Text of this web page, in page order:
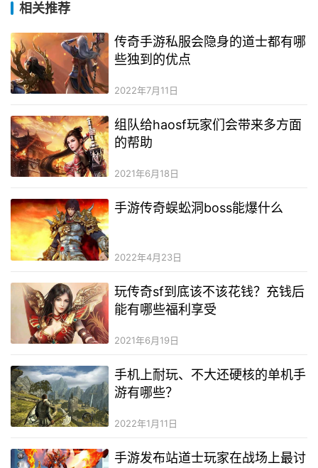
相关推荐
传奇手游私服会隐身的道士都有哪
些独到的优点
2022年7月11日
组队给haosf玩家们会带来多方面
的帮助
2021年6月18日
手游传奇蜈蚣洞boss能爆什么
2022年4月23日
玩传奇sf到底该不该花钱？充钱后
能有哪些福利享受
2021年6月19日
手机上耐玩、不大还硬核的单机手
游有哪些？
2022年1月11日
手游发布站道士玩家在战场上最讨